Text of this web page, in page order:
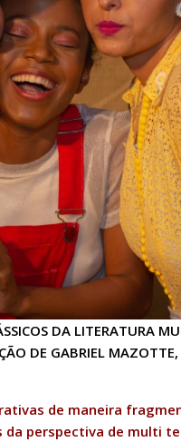
DA LITERATURA
DE GABRIEL
de maneira
perspectiva de multi